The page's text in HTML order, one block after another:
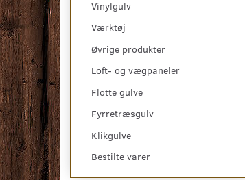
Vinylgulv
Værktøj
Øvrige produkter
Loft- og vægpaneler
Flotte gulve
Fyrretræsgulv
Klikgulve
Bestilte varer